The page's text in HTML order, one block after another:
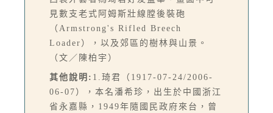
見數支老式阿姆斯壯線膛後裝砲
（Armstrong's Rifled Breech
Loader），以及郊區的樹林與山景。
（文／陳柏宇）
其他說明: 1.琦君（1917-07-24/2006-
06-07），本名潘希珍，出生於中國浙江
省永嘉縣，1949年隨國民政府來台，曾